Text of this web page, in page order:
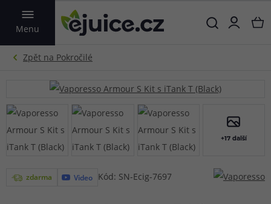
Menu
VYHLEDAT
+17 další
zdarma Video Kód: SN-Ecig-7697